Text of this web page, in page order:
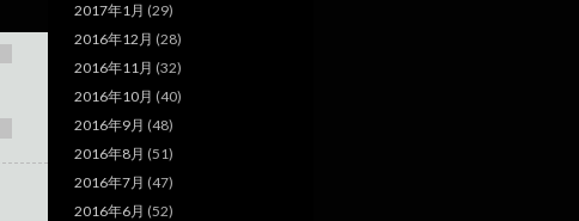
2017年1月 (29)
2016年12月 (28)
2016年11月 (32)
2016年10月 (40)
2016年9月 (48)
2016年8月 (51)
2016年7月 (47)
2016年6月 (52)